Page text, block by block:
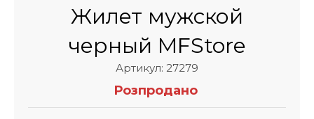
Жилет мужской
черный MFStore
Артикул: 27279
Розпродано